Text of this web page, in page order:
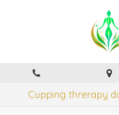
Cupping threrapy